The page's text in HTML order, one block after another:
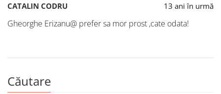
CATALIN CODRU 13 ani în urmă
Gheorghe Erizanu@ prefer sa mor prost ,cate odata!
Căutare